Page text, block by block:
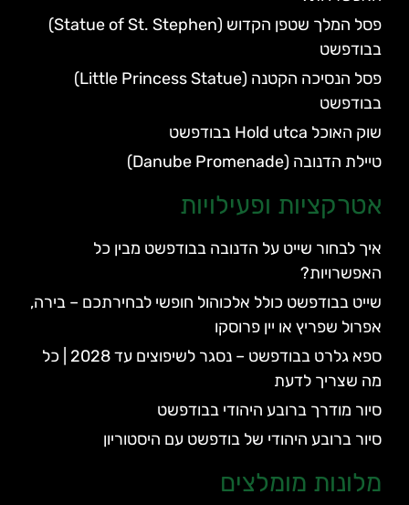
פסל המלך שטפן הקדוש (Statue of St. Stephen)
בבודפשט
פסל הנסיכה הקטנה (Little Princess Statue)
בבודפשט
שוק האוכל Hold utca בבודפשט
טיילת הדנובה (Danube Promenade)
אטרקציות ופעילויות
איך לבחור שייט על הדנובה בבודפשט מבין כל
האפשרויות?
שייט בבודפשט כולל אלכוהול חופשי לבחירתכם – בירה,
אפרול שפריץ או יין פרוסקו
ספא גלרט בבודפשט – נסגר לשיפוצים עד 2028 | כל
מה שצריך לדעת
סיור מודרך ברובע היהודי בבודפשט
סיור ברובע היהודי של בודפשט עם היסטוריון
מלונות מומלצים